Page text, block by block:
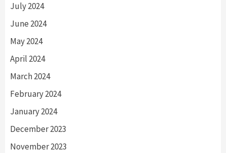
July 2024
June 2024
May 2024
April 2024
March 2024
February 2024
January 2024
December 2023
November 2023